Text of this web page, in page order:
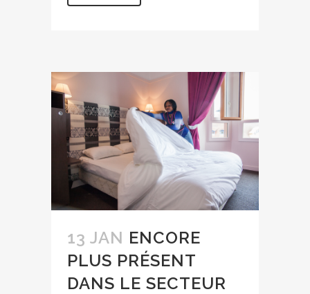
13 JAN ENCORE
PLUS PRÉSENT
DANS LE SECTEUR